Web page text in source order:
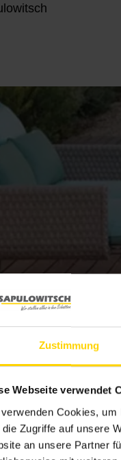
Zustimmung
Webseite verwendet
Cookies,
die Zugriffe auf unsere
an unsere Partner